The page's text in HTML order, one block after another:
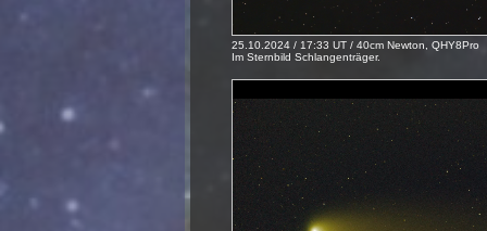
25.10.2024 / 17:33 UT / 40cm Newton, QHY8Pro
Im Sternbild Schlangenträger.